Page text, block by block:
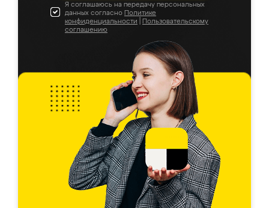
Я соглашаюсь на передачу персональных
данных согласно Политике
конфиденциальности
Пользовательскому
соглашению